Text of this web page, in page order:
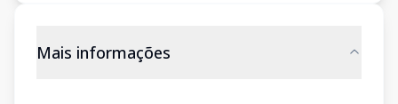
Mais informações